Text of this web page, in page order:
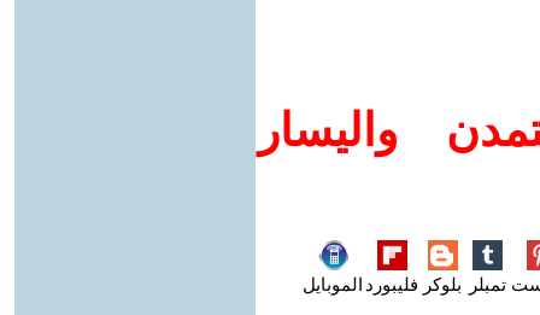
واليسار
تمبلر بلوكر فليبورد الموبايل